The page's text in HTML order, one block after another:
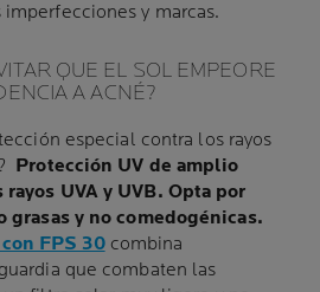
y marcas.
QUE EL SOL EMPEORE
A ACNÉ?
especial contra los rayos
Protección UV de amplio
UVA y UVB. Opta por
y no comedogénicas.
FPS 30combina
que combaten las